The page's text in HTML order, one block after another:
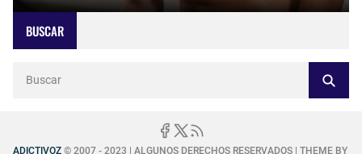
BUSCAR
ADICTIVOZ © 2007 - 2023 | ALGUNOS DERECHOS RESERVADOS | THEME BY